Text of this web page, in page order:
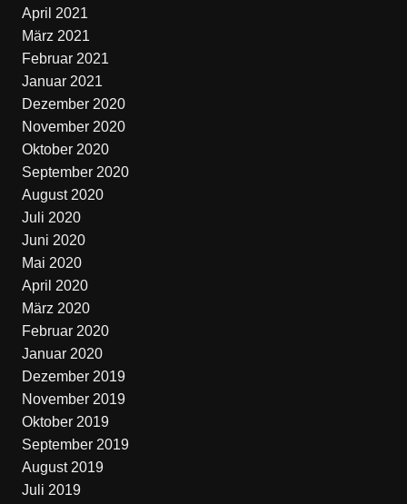
April 2021
März 2021
Februar 2021
Januar 2021
Dezember 2020
November 2020
Oktober 2020
September 2020
August 2020
Juli 2020
Juni 2020
Mai 2020
April 2020
März 2020
Februar 2020
Januar 2020
Dezember 2019
November 2019
Oktober 2019
September 2019
August 2019
Juli 2019